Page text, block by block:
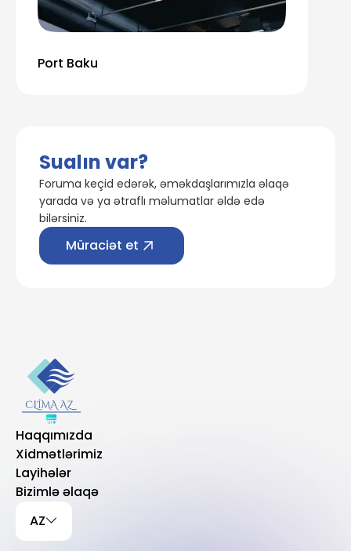
Port Baku
Sualın var?
Foruma keçid edərək, əməkdaşlarımızla əlaqə
yarada və ya ətraflı məlumatlar əldə edə
bilərsiniz.
Müraciət et
Haqqımızda
Xidmətlərimiz
Layihələr
Bizimlə əlaqə
AZ